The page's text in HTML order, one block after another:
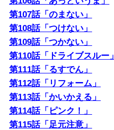
第107話「のまない」
第108話「つけない」
第109話「つかない」
第110話「ドライブスルー」
第111話「るすでん」
第112話「リフォーム」
第113話「かいかえる」
第114話「ピンク！」
第115話「足元注意」